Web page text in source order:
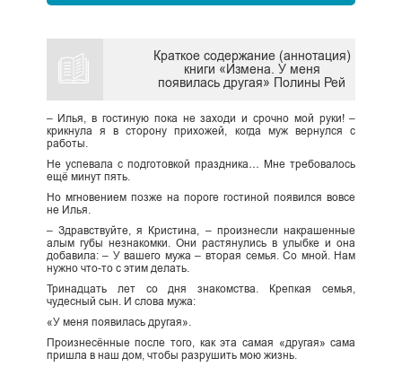
Краткое содержание (аннотация)
книги «Измена. У меня
появилась другая» Полины Рей
– Илья, в гостиную пока не заходи и срочно мой руки! –
крикнула я в сторону прихожей, когда муж вернулся с
работы.
Не успевала с подготовкой праздника… Мне требовалось
ещё минут пять.
Но мгновением позже на пороге гостиной появился вовсе
не Илья.
– Здравствуйте, я Кристина, – произнесли накрашенные
алым губы незнакомки. Они растянулись в улыбке и она
добавила: – У вашего мужа – вторая семья. Со мной. Нам
нужно что-то с этим делать.
Тринадцать лет со дня знакомства. Крепкая семья,
чудесный сын. И слова мужа:
«У меня появилась другая».
Произнесённые после того, как эта самая «другая» сама
пришла в наш дом, чтобы разрушить мою жизнь.